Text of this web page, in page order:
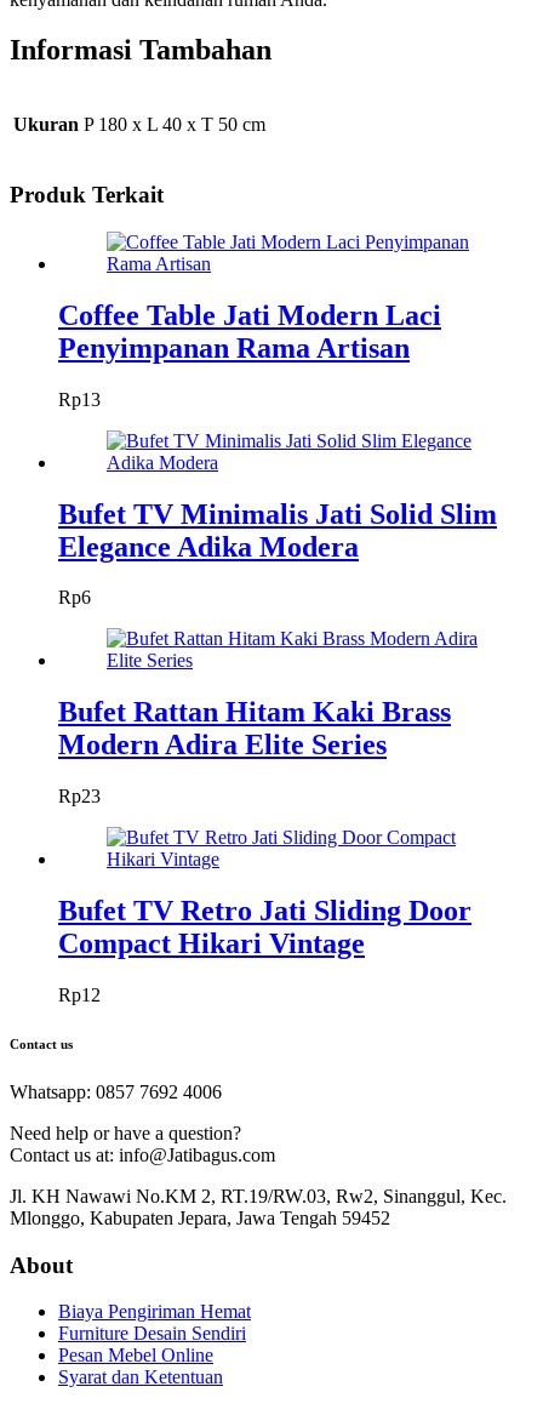
Informasi Tambahan
Ukuran P 180 x L 40 x T 50 cm
Produk Terkait
Coffee Table Jati Modern Laci
Penyimpanan Rama Artisan
Rp13
Bufet TV Minimalis Jati Solid Slim
Elegance Adika Modera
Rp6
Bufet Rattan Hitam Kaki Brass
Modern Adira Elite Series
Rp23
Bufet TV Retro Jati Sliding Door
Compact Hikari Vintage
Rp12
Contact us
Whatsapp: 0857 7692 4006
Need help or have a question?
Contact us at: info@Jatibagus.com
Jl. KH Nawawi No.KM 2, RT.19/RW.03, Rw2, Sinanggul, Kec.
Mlonggo, Kabupaten Jepara, Jawa Tengah 59452
About
Biaya Pengiriman Hemat
Furniture Desain Sendiri
Pesan Mebel Online
Syarat dan Ketentuan